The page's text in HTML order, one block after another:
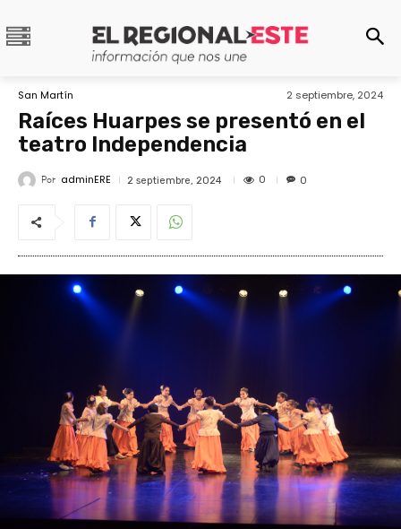
San Martín 2 septiembre, 2024
Raíces Huarpes se presentó en el
teatro Independencia
Por adminERE 2 septiembre, 2024 0 0